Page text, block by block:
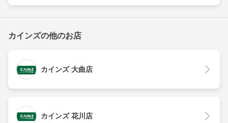
カインズの他のお店
カインズ 大曲店
カインズ 花川店